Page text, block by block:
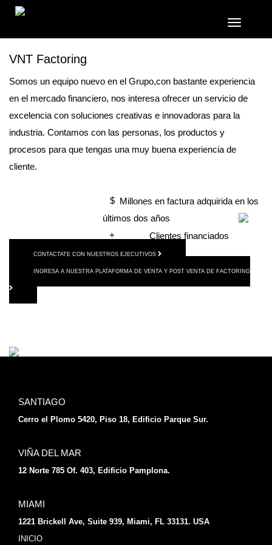
Toggle
VNT Factoring
Somos un equipo nuevo en el Grupo,con bastante experiencia
en el mercado financiero, nos interesa ofrecer un servicio de
excelencia con soluciones creativas e innovadoras para la
industria. Contamos con las personas, los productos y
procesos para que tengas una muy buena experiencia de
cliente.
$ Millones en factura adquirida en los
últimos dos años
+
Clientes financiados
CONTACTATE CON NUESTROS EJECUTIVOS
INGRESA A NUESTRA PLATAFORMA DE VENTA Y POST VENTA DE FACTORING
SANTIAGO
Cerro el Plomo 5420, Piso 18, Edificio Parque Sur.
VIÑA DEL MAR
12 Norte 785 Of. 403, Edificio Pamplona.
MIAMI
1221 Brickell Ave, Suite 939, Miami, FL 33131. USA
INICIO